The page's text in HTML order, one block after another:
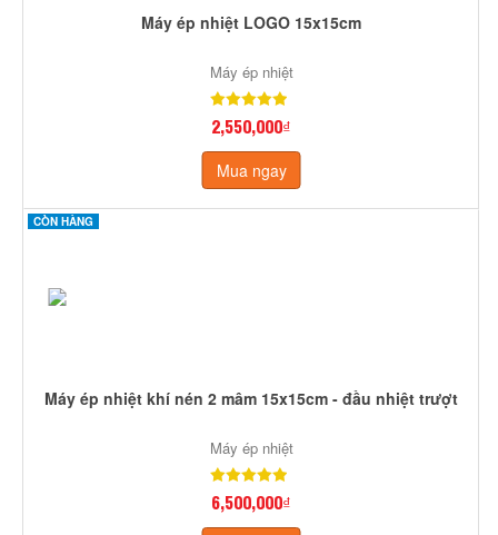
Máy ép nhiệt LOGO 15x15cm
Máy ép nhiệt
2,550,000₫
Mua ngay
CÒN HÀNG
Máy ép nhiệt khí nén 2 mâm 15x15cm - đầu nhiệt trượt
Máy ép nhiệt
6,500,000₫